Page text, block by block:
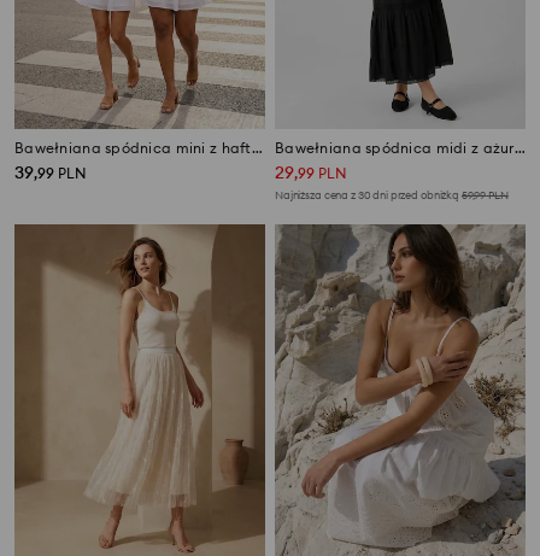
Bawełniana spódnica mini z haftem
39,99 PLN
Bawełniana spódnica midi z ażurowymi elementami
29,99 PLN
Najniższa cena z 30 dni przed obniżką 59,99PLN